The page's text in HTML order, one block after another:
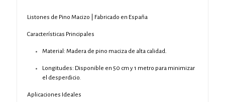
Listones de Pino Macizo | Fabricado en España
Características Principales
Material: Madera de pino maciza de alta calidad.
Longitudes: Disponible en 50 cm y 1 metro para minimizar
el desperdicio.
Aplicaciones Ideales